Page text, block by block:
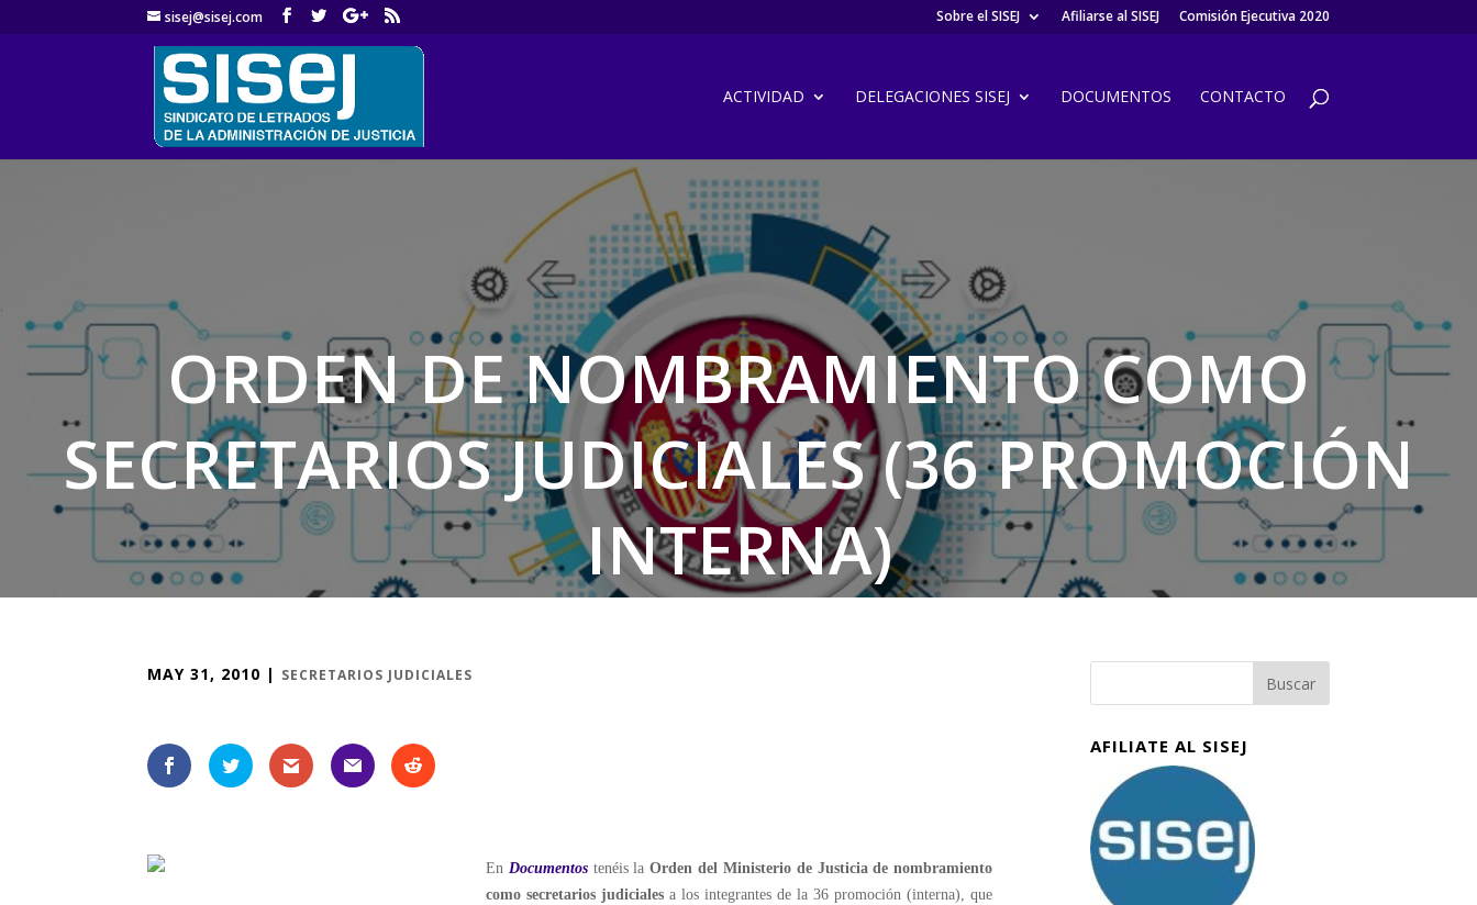
sisej@sisej.com Sobre el SISEJ Afiliarse al SISEJ Comisión Ejecutiva 2020
ACTIVIDAD DELEGACIONES SISEJ DOCUMENTOS CONTACTO
'
ORDEN DE NOMBRAMIENTO COMO
SECRETARIOS JUDICIALES (36 PROMOCIÓN
INTERNA)
MAY 31, 2010 | SECRETARIOS JUDICIALES
En Documentostenéis laOrden del Ministerio de Justicia de nombramiento
como secretarios judicialesa los integrantes de la 36 promoción (interna), que
AFILIATE AL SISEJ